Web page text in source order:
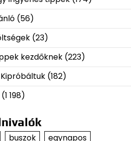
(56)
(23)
kezdőknek(223)
(182)
198)
buszok egynapos